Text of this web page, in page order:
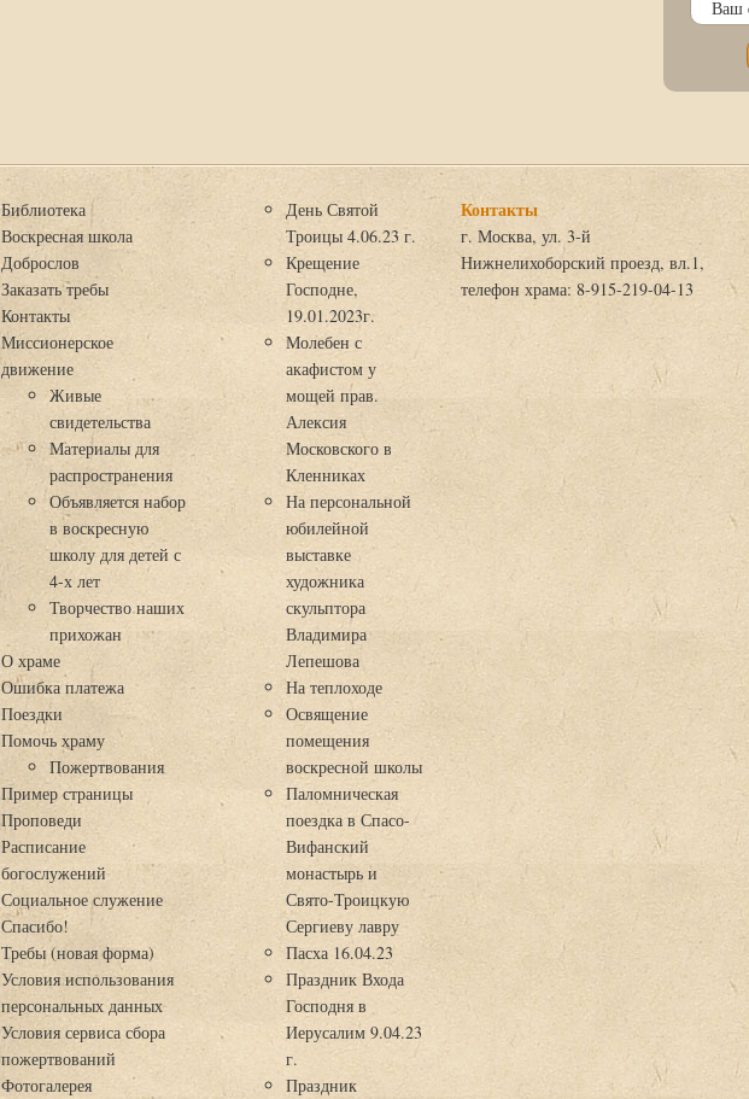
Библиотека
Воскресная школа
Доброслов
Заказать требы
Контакты
Миссионерское
движение
Живые
свидетельства
Материалы для
распространения
Объявляется набор
в воскресную
школу для детей с
4-х лет
Творчество наших
прихожан
О храме
Ошибка платежа
Поездки
Помочь храму
Пожертвования
Пример страницы
Проповеди
Расписание
богослужений
Социальное служение
Спасибо!
Требы (новая форма)
Условия использования
персональных данных
Условия сервиса сбора
пожертвований
Фотогалерея
День Святой
Троицы 4.06.23 г.
Крещение
Господне,
19.01.2023г.
Молебен с
акафистом у
мощей прав.
Алексия
Московского в
Кленниках
На персональной
юбилейной
выставке
художника
скульптора
Владимира
Лепешова
На теплоходе
Освящение
помещения
воскресной школы
Паломническая
поездка в Спасо-
Вифанский
монастырь и
Свято-Троицкую
Сергиеву лавру
Пасха 16.04.23
Праздник Входа
Господня в
Иерусалим 9.04.23
г.
Праздник
Контакты
г. Москва, ул. 3-й
Нижнелихоборский проезд, вл.1,
телефон храма: 8-915-219-04-13